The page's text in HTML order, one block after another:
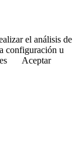
el análisis de
configuración u
Aceptar